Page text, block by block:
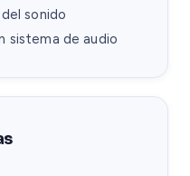
sonido
sistema de audio